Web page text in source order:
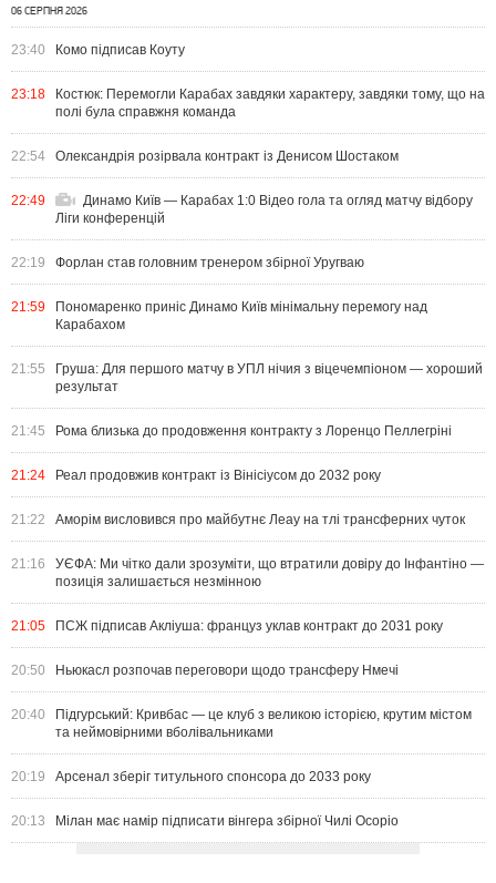
06 СЕРПНЯ 2026
23:40 Комо підписав Коуту
23:18
Костюк: Перемогли Карабах завдяки характеру, завдяки тому, що на
полі була справжня команда
22:54 Олександрія розірвала контракт із Денисом Шостаком
22:49
Динамо Київ — Карабах 1:0 Відео гола та огляд матчу відбору
Ліги конференцій
22:19 Форлан став головним тренером збірної Уругваю
21:59
Пономаренко приніс Динамо Київ мінімальну перемогу над
Карабахом
21:55
Груша: Для першого матчу в УПЛ нічия з віцечемпіоном — хороший
результат
21:45 Рома близька до продовження контракту з Лоренцо Пеллегріні
21:24 Реал продовжив контракт із Вінісіусом до 2032 року
21:22 Аморім висловився про майбутнє Леау на тлі трансферних чуток
21:16
УЄФА: Ми чітко дали зрозуміти, що втратили довіру до Інфантіно —
позиція залишається незмінною
21:05 ПСЖ підписав Акліуша: француз уклав контракт до 2031 року
20:50 Ньюкасл розпочав переговори щодо трансферу Нмечі
20:40
Підгурський: Кривбас — це клуб з великою історією, крутим містом
та неймовірними вболівальниками
20:19 Арсенал зберіг титульного спонсора до 2033 року
20:13 Мілан має намір підписати вінгера збірної Чилі Осоріо